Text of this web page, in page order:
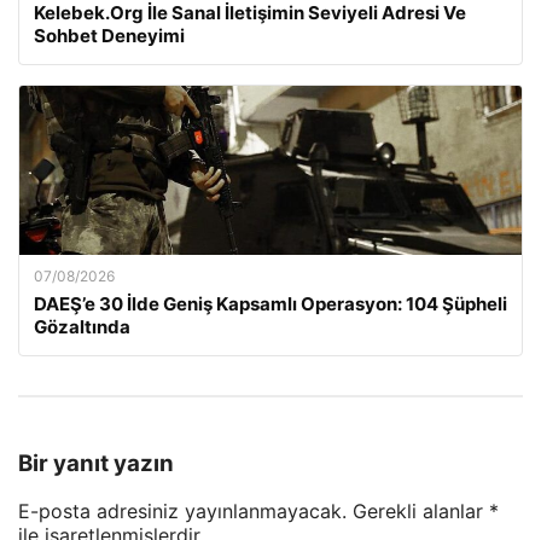
Kelebek.Org İle Sanal İletişimin Seviyeli Adresi Ve
Sohbet Deneyimi
07/08/2026
DAEŞ’e 30 İlde Geniş Kapsamlı Operasyon: 104 Şüpheli
Gözaltında
Bir yanıt yazın
E-posta adresiniz yayınlanmayacak. Gerekli alanlar *